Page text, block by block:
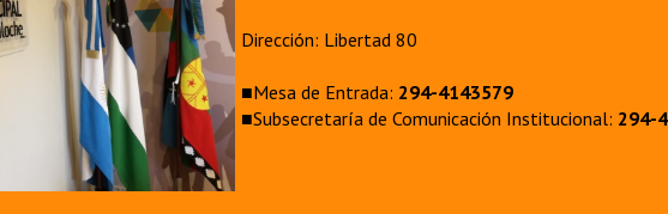
Dirección: Libertad 80
■Mesa de Entrada: 294-4143579
■Subsecretaría de Comunicación Institucional: 294-